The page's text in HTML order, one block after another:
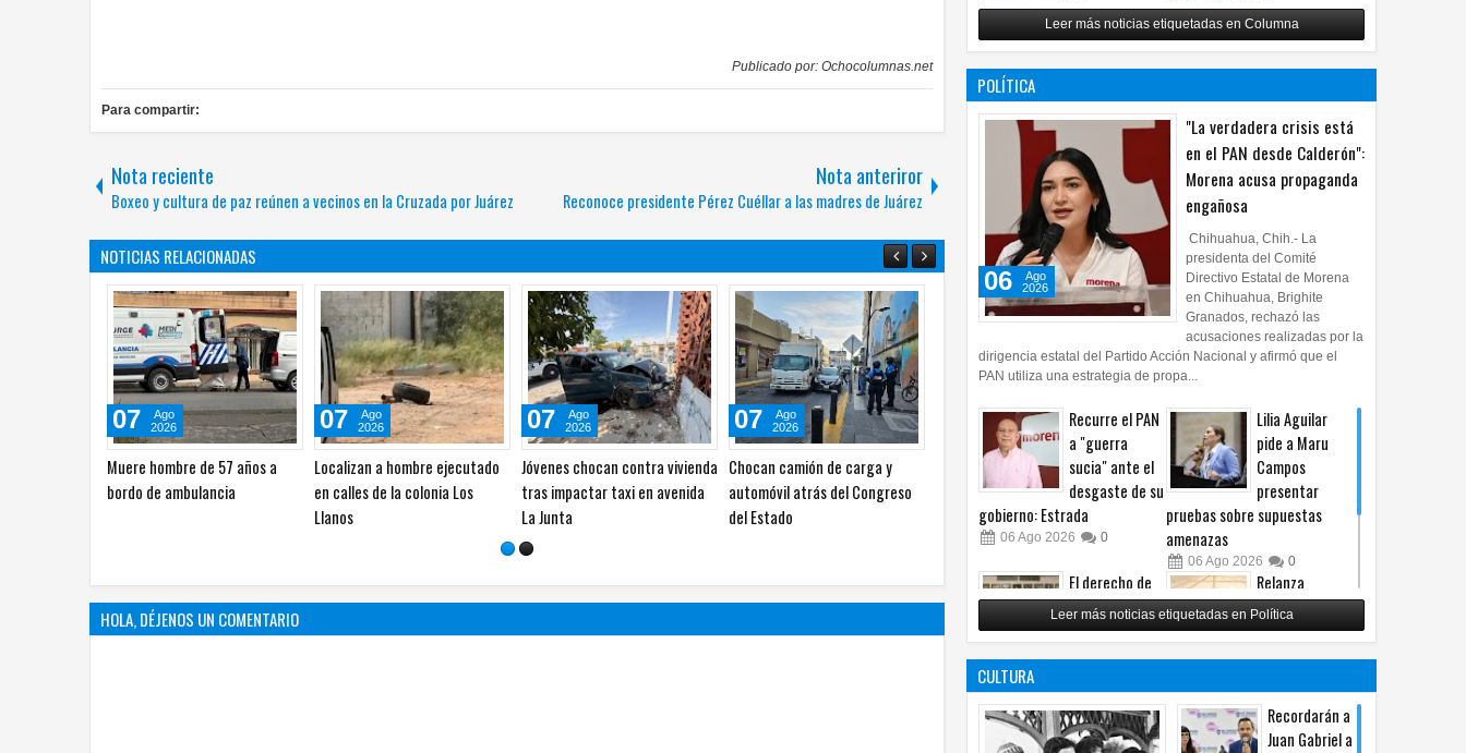
Publicado por: Ochocolumnas.net
Para compartir:
Nota reciente
Boxeo y cultura de paz reúnen a vecinos en la Cruzada por Juárez
Nota anteriror
Reconoce presidente Pérez Cuéllar a las madres de Juárez
NOTICIAS RELACIONADAS
Se lesiona hombre al caer de
balcón en la colonia Nacional
07
Ago
2026
Choque entre Nissan Versa y
Chevrolet Silverado deja
personas lesionadas
06
Ago
2026
Petroleras con millonarias
ganancias mientras millones
enfrentan crisis energética
07
Ago
2026
En la Antártida, una de las
temperaturas más bajas del
planeta en más de una década
07
Ago
2026
HOLA, DÉJENOS UN COMENTARIO
0
0
Leer más noticias etiquetadas en Columna
POLÍTICA
"La verdadera crisis está
en el PAN desde Calderón":
Morena acusa propaganda
engañosa
06
Ago
2026
Chihuahua, Chih.- La
presidenta del Comité
Directivo Estatal de Morena
en Chihuahua, Brighite
Granados, rechazó las
acusaciones realizadas por la
dirigencia estatal del Partido Acción Nacional y afirmó que el
PAN utiliza una estrategia de propa...
Recurre el PAN
a "guerra
sucia" ante el
desgaste de su
gobierno: Estrada
06 Ago 2026 0
Lilia Aguilar
pide a Maru
Campos
presentar
pruebas sobre supuestas
amenazas
06 Ago 2026 0
El derecho de
las audiencias
no es censura,
es un principio
constitucional: González
05Ago 2026 0
Relanza
Villalobos
programa de
afiliación del
05Ago 2026
Leer más noticias etiquetadas en Política
CULTURA
Recordarán a
Juan Gabriel a